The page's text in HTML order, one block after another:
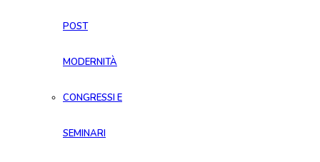
POST
MODERNITÀ
CONGRESSI E
SEMINARI